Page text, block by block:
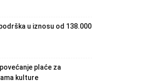
u iznosu od 138.000
plaće za
kulture